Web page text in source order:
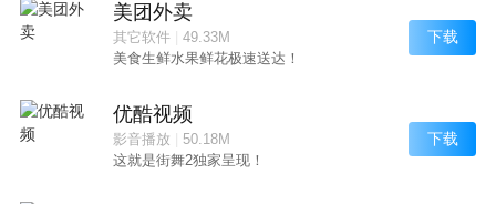
美团外卖
其它软件| 49.33M
美食生鲜水果鲜花极速送达！
下载
优酷视频
影音播放
50.18M
这就是街舞2独家呈现！
下载